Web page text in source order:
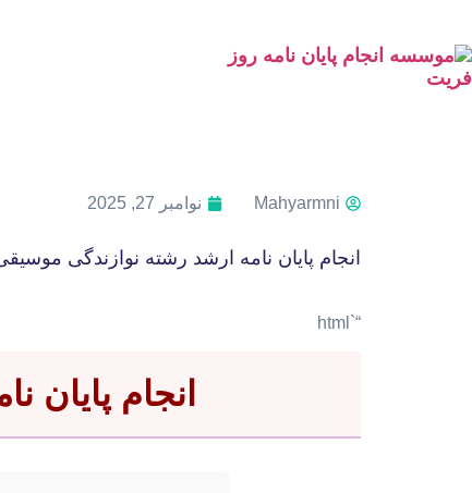
Mahyarmni نوامبر 27, 2025
انجام پایان نامه ارشد رشته نوازندگی
“`html
انجام